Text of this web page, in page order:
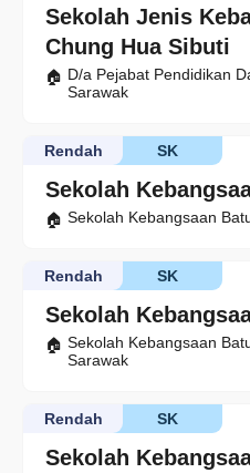
Sekolah Jenis
Chung Hua Sibuti
D/a Pejabat Pendidikan
Sarawak
Sekolah
SK
Rendah
Sekolah Kebangsaan
Sekolah
SK
Rendah
Sekolah Kebangsaan
Sarawak
Sekolah
SK
Rendah